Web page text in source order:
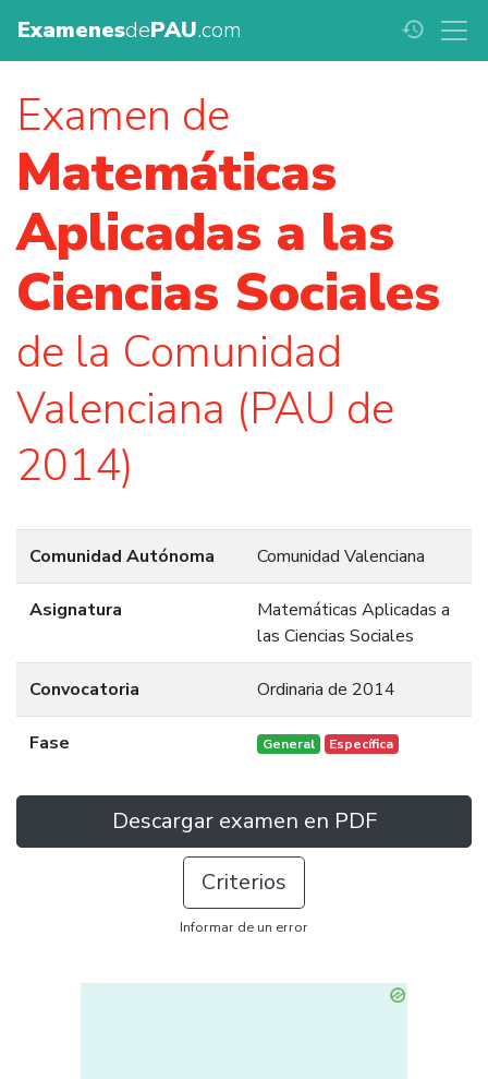
ExamenesdePAU.com history
Examen de
Matemáticas
Aplicadas a las
Ciencias Sociales
de la Comunidad
Valenciana (PAU de
2014)
Comunidad Autónoma Comunidad Valenciana
Asignatura
Matemáticas Aplicadas a
las Ciencias Sociales
Convocatoria Ordinaria de 2014
Fase General Específica
Descargar examen en PDF
Criterios
Informar de un error